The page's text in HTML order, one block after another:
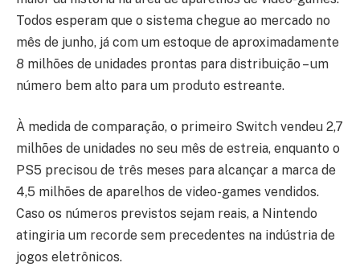
Todos esperam que o sistema chegue ao mercado no
mês de junho, já com um estoque de aproximadamente
8 milhões de unidades prontas para distribuição – um
número bem alto para um produto estreante.
À medida de comparação, o primeiro Switch vendeu 2,7
milhões de unidades no seu mês de estreia, enquanto o
PS5 precisou de três meses para alcançar a marca de
4,5 milhões de aparelhos de video-games vendidos.
Caso os números previstos sejam reais, a Nintendo
atingiria um recorde sem precedentes na indústria de
jogos eletrônicos.